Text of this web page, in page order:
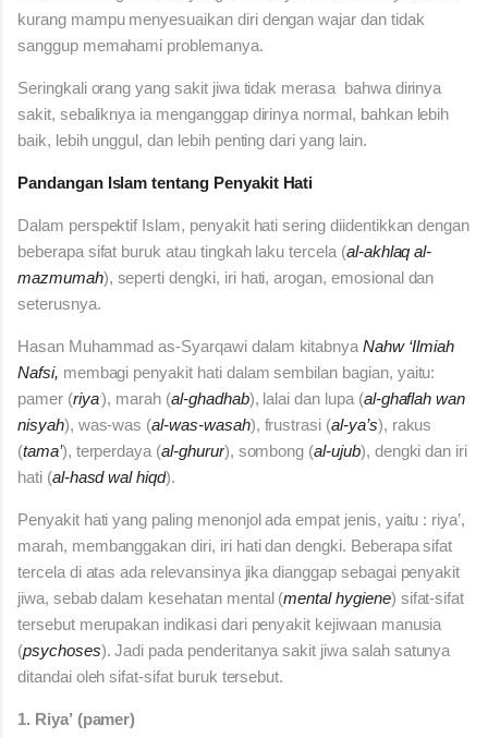
kurang mampu menyesuaikan diri dengan wajar dan tidak
sanggup memahami problemanya.
Seringkali orang yang sakit jiwa tidak merasa bahwa dirinya
sakit, sebaliknya ia menganggap dirinya normal, bahkan lebih
baik, lebih unggul, dan lebih penting dari yang lain.
Pandangan Islam tentang Penyakit Hati
Dalam perspektif Islam, penyakit hati sering diidentikkan dengan
beberapa sifat buruk atau tingkah laku tercela (al-akhlaq al-
mazmumah), seperti dengki, iri hati, arogan, emosional dan
seterusnya.
Hasan Muhammad as-Syarqawi dalam kitabnya Nahw ‘Ilmiah
Nafsi, membagi penyakit hati dalam sembilan bagian, yaitu:
pamer (riya’), marah (al-ghadhab), lalai dan lupa (al-ghaflah wan
nisyah), was-was (al-was-wasah), frustrasi (al-ya’s), rakus
(tama’), terperdaya (al-ghurur), sombong (al-ujub), dengki dan iri
hati (al-hasd wal hiqd).
Penyakit hati yang paling menonjol ada empat jenis, yaitu : riya’,
marah, membanggakan diri, iri hati dan dengki. Beberapa sifat
tercela di atas ada relevansinya jika dianggap sebagai penyakit
jiwa, sebab dalam kesehatan mental (mental hygiene) sifat-sifat
tersebut merupakan indikasi dari penyakit kejiwaan manusia
(psychoses). Jadi pada penderitanya sakit jiwa salah satunya
ditandai oleh sifat-sifat buruk tersebut.
1. Riya’ (pamer)